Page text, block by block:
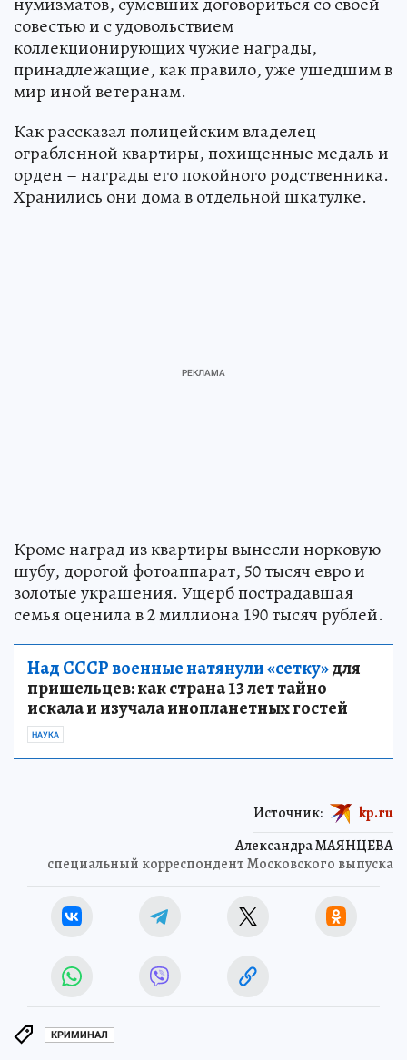
совестью и с удовольствием
коллекционирующих чужие награды,
принадлежащие, как правило, уже ушедшим в
мир иной ветеранам.
Как рассказал полицейским владелец
ограбленной квартиры, похищенные медаль и
орден – награды его покойного родственника.
Хранились они дома в отдельной шкатулке.
Кроме наград из квартиры вынесли норковую
шубу, дорогой фотоаппарат, 50 тысяч евро и
золотые украшения. Ущерб пострадавшая
семья оценила в 2 миллиона 190 тысяч рублей.
Над СССР военные натянули «сетку»для
пришельцев: как страна 13 лет тайно
искала и изучала инопланетных гостей
НАУКА
Александра МАЯНЦЕВА
специальный корреспондент Московского выпуска
Источник: kp.ru
КРИМИНАЛ